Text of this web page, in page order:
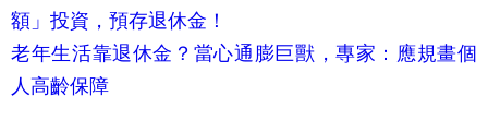
額」投資，預存退休金！
老年生活靠退休金？當心通膨巨獸，專家：應規畫個
人高齡保障